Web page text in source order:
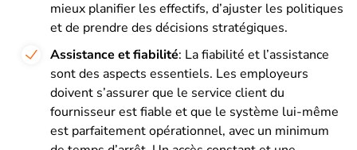
mieux planifier les effectifs, d’ajuster les politiques
et de prendre des décisions stratégiques.
Assistance et fiabilité: La fiabilité et l’assistance
sont des aspects essentiels. Les employeurs
doivent s’assurer que le service client du
fournisseur est fiable et que le système lui-même
est parfaitement opérationnel, avec un minimum